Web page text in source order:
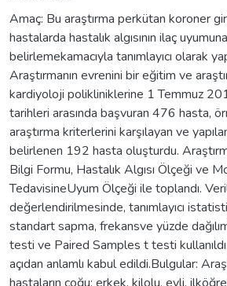
Amaç: Bu araştırma perkütan koroner
hastalarda hastalık algısının ilaç
belirlemekamacıyla tanımlayıcı olarak
Araştırmanın evrenini bir eğitim ve
kardiyoloji polikliniklerine 1 Temmuz
tarihleri arasında başvuran 476 hasta,
araştırma kriterlerini karşılayan ve
belirlenen 192 hasta oluşturdu.
Bilgi Formu, Hastalık Algısı Ölçeği ve
TedavisineUyum Ölçeği ile toplandı.
değerlendirilmesinde, tanımlayıcı
standart sapma, frekansve yüzde
testi ve Paired Samples t testi
açıdan anlamlı kabul edildi.Bulgular: